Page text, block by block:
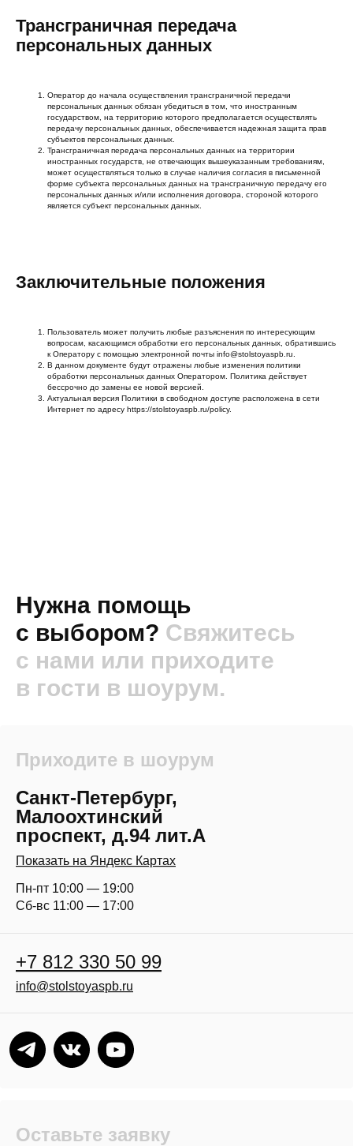
Трансграничная передача
персональных данных
Оператор до начала осуществления трансграничной передачи
персональных данных обязан убедиться в том, что иностранным
государством, на территорию которого предполагается осуществлять
передачу персональных данных, обеспечивается надежная защита прав
субъектов персональных данных.
Трансграничная передача персональных данных на территории
иностранных государств, не отвечающих вышеуказанным требованиям,
может осуществляться только в случае наличия согласия в письменной
форме субъекта персональных данных на трансграничную передачу его
персональных данных и/или исполнения договора, стороной которого
является субъект персональных данных.
Заключительные положения
Пользователь может получить любые разъяснения по интересующим
вопросам, касающимся обработки его персональных данных, обратившись
к Оператору с помощью электронной почты info@stolstoyaspb.ru.
В данном документе будут отражены любые изменения политики
обработки персональных данных Оператором. Политика действует
бессрочно до замены ее новой версией.
Актуальная версия Политики в свободном доступе расположена в сети
Интернет по адресу https://stolstoyaspb.ru/policy.
Нужна помощь
с выбором? Свяжитесь
с нами или приходите
в гости в шоурум.
Приходите в шоурум
Санкт-Петербург,
Малоохтинский
проспект, д.94 лит.А
Показать на Яндекс Картах
Пн-пт 10:00 — 19:00
Сб-вс 11:00 — 17:00
+7 812 330 50 99
info@stolstoyaspb.ru
Оставьте заявку